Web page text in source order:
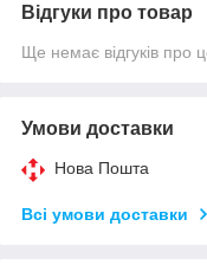
Відгуки про товар
Ще немає відгуків про
Умови доставки
Нова Пошта
Всі умови доставки